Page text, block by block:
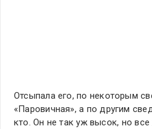
Отсыпала его, по некоторым
«Паровичная», а по другим
кто. Он не так уж высок, но